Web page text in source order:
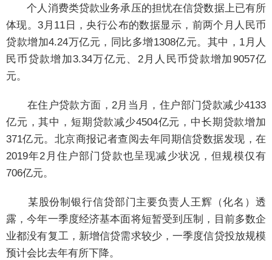
个人消费类贷款业务承压的担忧在信贷数据上已有所
体现。3月11日，央行公布的数据显示，前两个月人民币
贷款增加4.24万亿元，同比多增1308亿元。其中，1月人
民币贷款增加3.34万亿元、2月人民币贷款增加9057亿
元。
在住户贷款方面，2月当月，住户部门贷款减少4133
亿元，其中，短期贷款减少4504亿元，中长期贷款增加
371亿元。北京商报记者查阅去年同期信贷数据发现，在
2019年2月住户部门贷款也呈现减少状况，但规模仅有
706亿元。
某股份制银行信贷部门主要负责人王辉（化名）透
露，今年一季度经济基本面将短暂受到压制，目前多数企
业都没有复工，新增信贷需求较少，一季度信贷投放规模
预计会比去年有所下降。